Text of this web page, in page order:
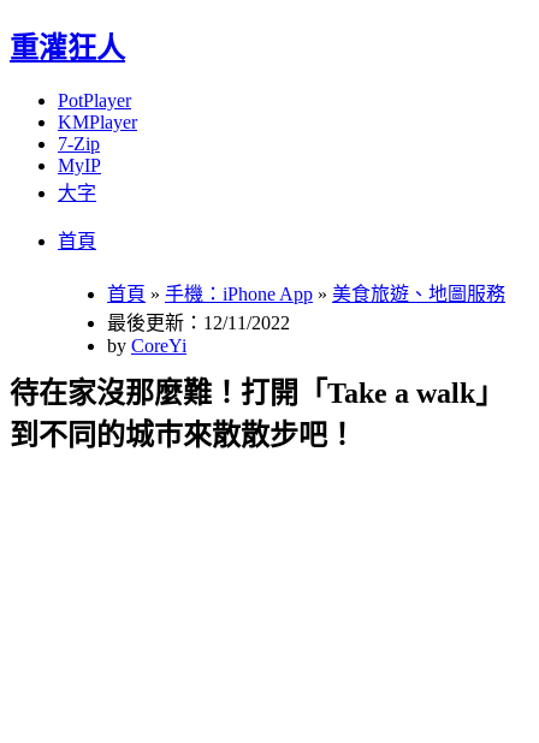
重灌狂人
PotPlayer
KMPlayer
7-Zip
MyIP
大字
首頁
首頁 » 手機：iPhone App » 美食旅遊、地圖服務
最後更新：12/11/2022
by CoreYi
待在家沒那麼難！打開「Take a walk」
到不同的城巿來散散步吧！